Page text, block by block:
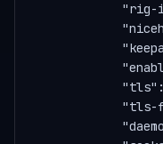
"rig-id":
"tls":
"tls-